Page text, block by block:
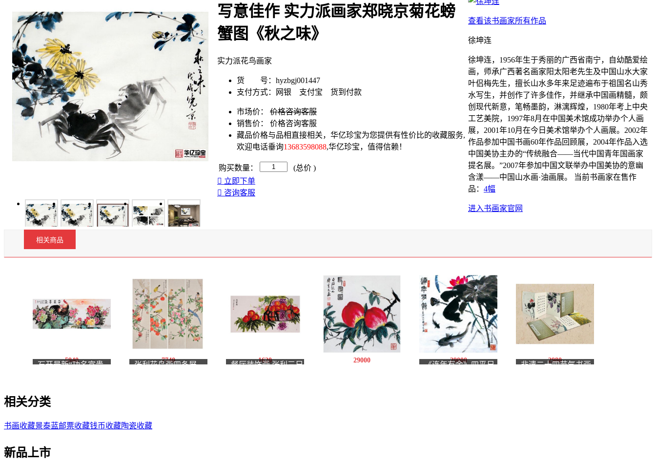
写意佳作 实力派画家郑晓京菊花螃
蟹图《秋之味》
实力派花鸟画家
货 号： hyzbgj001447
支付方式：
网银 支付宝 货到付款
市场价：
价格咨询客服
销售价：
价格咨询客服
藏品价格与品相直接相关，华亿珍宝为您提供有性价比的收藏服务,
欢迎电话垂询13683598088,华亿珍宝，值得信赖！
购买数量： (总价 )
立即下单
咨询客服
查看该书画家所有作品
徐坤连
徐坤连，1956年生于秀丽的广西省南宁，自幼酷爱绘
画，师承广西著名画家阳太阳老先生及中国山水大家
叶侣梅先生，擅长山水多年来足迹遍布于祖国名山秀
水写生，并创作了许多佳作，并继承中国画精髓，颇
创现代新意，笔畅墨韵，淋漓辉煌，1980年考上中央
工艺美院，1997年8月在中国美术馆成功举办个人画
展，2001年10月在今日美术馆举办个人画展。2002年
作品参加中国书画60年作品回顾展，2004年作品入选
中国美协主办的“传统融合——当代中国青年国画家
提名展。”2007年参加中国文联举办中国美协的意幽
含漾——中国山水画·油画展。
当前书画家在售作
品： 4幅
进入书画家官网
相关商品
石开最新“功名富贵
5940
张利花鸟画四条屏
7740
餐厅装饰画 张利三尺
1620 29000
《连年有余》四平尺
29000
非遗二十四节气书画
2980
相关分类
书画收藏景泰蓝邮票收藏钱币收藏陶瓷收藏
新品上市